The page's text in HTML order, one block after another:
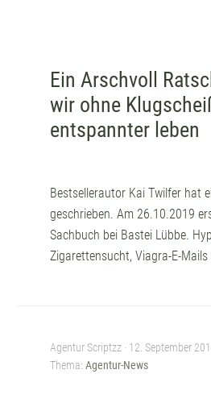
Ein Arschvoll
wir ohne
entspannter leben
Bestsellerautor Kai Twilfer hat
geschrieben. Am 26.10.2019
Sachbuch bei Bastei Lübbe.
Zigarettensucht, Viagra-E-Mails
Agentur Scriptzz · 12. September
Thema:Agentur-News